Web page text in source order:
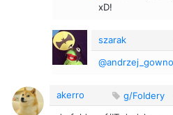
xD!
szarak
akerro
g/Foldery